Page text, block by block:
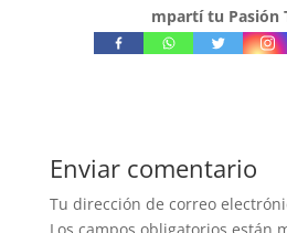
mpartí tu Pasión
Enviar comentario
Tu dirección de correo